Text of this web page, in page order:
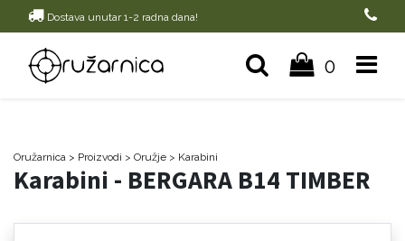
Dostava unutar 1-2 radna dana!
0
Oružarnica > Proizvodi > Oružje > Karabini
Karabini - BERGARA B14 TIMBER